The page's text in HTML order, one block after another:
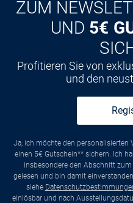
ZUM
UND 5€
Profitieren Sie von
und den
Ja, ich möchte den personalisierten
einen 5€ Gutschein** sichern. Ich
insbesondere den Abschnitt
gelesen und bin damit
siehe
einlösbar und nach